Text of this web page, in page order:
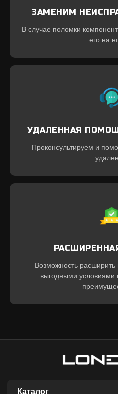
ЗАМЕНИМ
В случае поломки
его на
УДАЛЕННАЯ
Проконсультируем и
Возможность расширить
выгодными условиями
Каталог